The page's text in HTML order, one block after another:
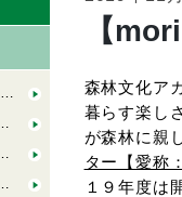
【
森林文化ア
暮らす楽し
が森林に親
ター【愛称
１９年度は